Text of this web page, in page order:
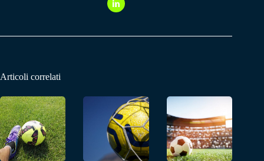
Articoli correlati